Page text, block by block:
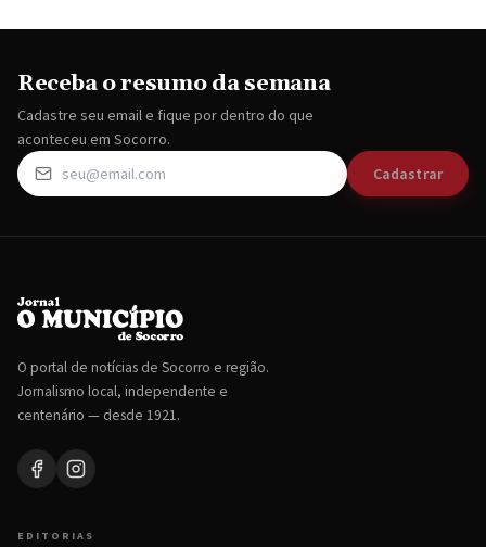
Receba o resumo da semana
Cadastre seu email e fique por dentro do que
aconteceu em Socorro.
Cadastrar
O portal de notícias de Socorro e região.
Jornalismo local, independente e
centenário — desde 1921.
EDITORIAS